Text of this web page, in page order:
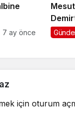
7 ay önce
Mesut
için oturum